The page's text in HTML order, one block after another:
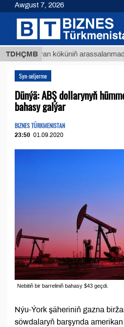
TDHÇMB
Buýan köküniň arassalanmadyk
Syn-seljerme
Dünýä: ABŞ dollarynyň
bahasy galýar
BIZNES TÜRKMENISTAN
23:50 01.09.2020
Nebitiň bir barreliniň bahasy $43 geçdi.
Nýu-Ýork şäheriniň gazna
söwdalaryň barşynda
Awgust 7, 2026